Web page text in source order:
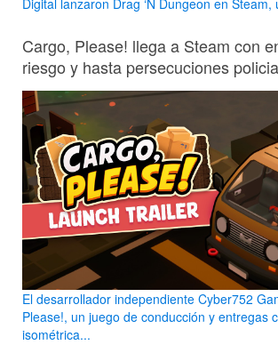
Digital lanzaron Drag ‘N Dungeon en Steam,
Cargo, Please! llega a Steam con
riesgo y hasta persecuciones
El desarrollador independiente Cyber752
Please!, un juego de conducción y entregas
isométrica...